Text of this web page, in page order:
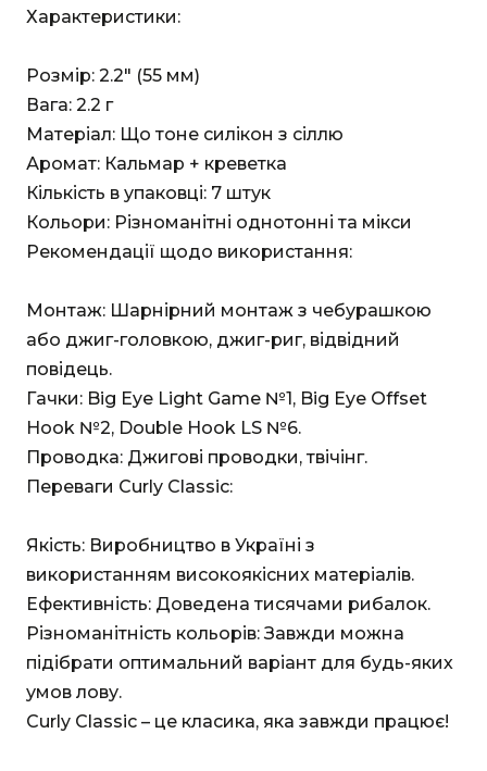
Характеристики:
Розмір: 2.2" (55 мм)
Вага: 2.2 г
Матеріал: Що тоне силікон з сіллю
Аромат: Кальмар + креветка
Кількість в упаковці: 7 штук
Кольори: Різноманітні однотонні та мікси
Рекомендації щодо використання:
Монтаж: Шарнірний монтаж з чебурашкою
або джиг-головкою, джиг-риг, відвідний
повідець.
Гачки: Big Eye Light Game №1, Big Eye Offset
Hook №2, Double Hook LS №6.
Проводка: Джигові проводки, твічінг.
Переваги Curly Classic:
Якість: Виробництво в Україні з
використанням високоякісних матеріалів.
Ефективність: Доведена тисячами рибалок.
Різноманітність кольорів: Завжди можна
підібрати оптимальний варіант для будь-яких
умов лову.
Curly Classic – це класика, яка завжди працює!